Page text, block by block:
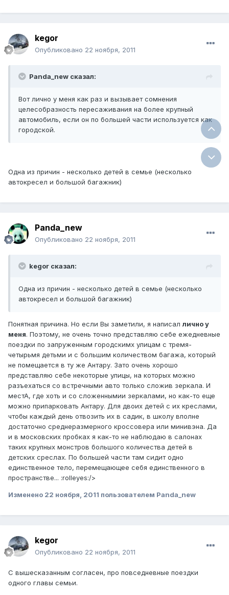
kegor
Опубликовано 22 ноября, 2011
Panda_new сказал:
Вот лично у меня как раз и вызывает сомнения
целесобразность пересаживания на более крупный
автомобиль, если он по большей части используется как
городской.
Одна из причин - несколько детей в семье (несколько
автокресел и большой багажник)
Panda_new
Опубликовано 22 ноября, 2011
kegor сказал:
Одна из причин - несколько детей в семье (несколько
автокресел и большой багажник)
Понятная причина. Но если Вы заметили, я написаллично у
меня. Поэтому, не очень точно представляю себе ежедневные
поездки по запруженным городскимх улицам с тремя-
четырьмя детьми и с большим количеством багажа, который
не помещается в ту же Антару. Зато очень хорошо
представляю себе некоторые улицы, на которых можно
разъехаться со встречными авто только сложив зеркала. И
местА, где хоть и со сложеннымии зеркалами, но как-то еще
можно припарковать Антару. Для двоих детей с их креслами,
чтобы каждый день отвозить их в садик, в школу вполне
достаточно среднеразмерного кроссовера или минивэна. Да
и в московских пробках я как-то не наблюдаю в салонах
таких крупных монстров большого количества детей в
детских среслах. По большей части там сидит одно
единственное тело, перемещающее себя единственного в
пространстве... :rolleyes:/>
Изменено 22 ноября, 2011 пользователем Panda_new
kegor
Опубликовано 22 ноября, 2011
С вышесказанным согласен, про повседневные поездки
одного главы семьи.